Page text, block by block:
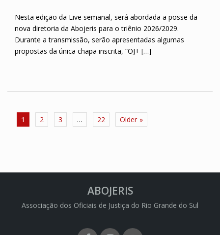
Nesta edição da Live semanal, será abordada a posse da
nova diretoria da Abojeris para o triênio 2026/2029.
Durante a transmissão, serão apresentadas algumas
propostas da única chapa inscrita, “OJ+ […]
Paginação
1 2 3 … 22 Older
ABOJERIS
Associação dos Oficiais de Justiça do Rio Grande do Sul